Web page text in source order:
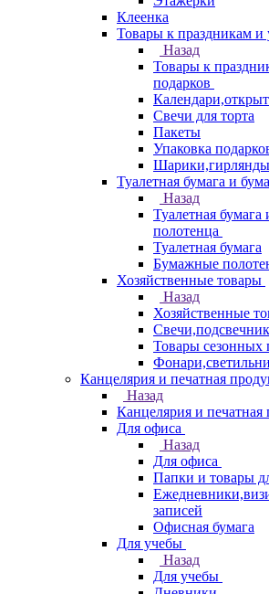
Клеенка
Товары к праздникам и
Назад
Товары к
подарков
Свечи для торта
Пакеты
Упаковка
Шарики,гирлянды
Туалетная бумага и
Назад
Туалетная
полотенца
Туалетная бумага
Бумажные
Хозяйственные товары
Назад
Хозяйственные
Товары сезонных
Канцелярия и печатная
Назад
Канцелярия и печатная
Для офиса
Назад
Для офиса
Папки и товары
записей
Офисная бумага
Для учебы
Назад
Для учебы